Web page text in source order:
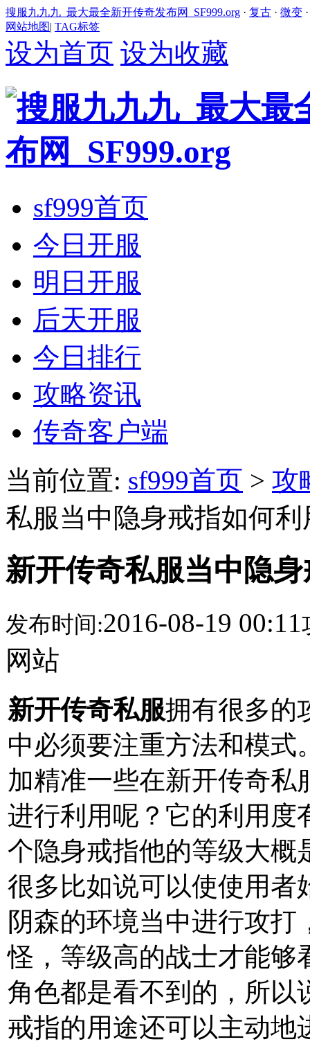
搜服九九九_最大最全新开传奇发布网_SF999.org · 复古 · 微变
网站地图| TAG标签
设为首页 设为收藏
sf999首页
今日开服
明日开服
后天开服
今日排行
攻略资讯
传奇客户端
当前位置: sf999首页 > 攻
私服当中隐身戒指如何利
新开传奇私服当中隐
发布时间:2016-08-19 00:11
网站
新开传奇私服拥有很多的
中必须要注重方法和模式
加精准一些在新开传奇私
进行利用呢？它的利用度
个隐身戒指他的等级大概
很多比如说可以使使用者
阴森的环境当中进行攻
怪，等级高的战士才能够
角色都是看不到的，所以
戒指的用途还可以主动地